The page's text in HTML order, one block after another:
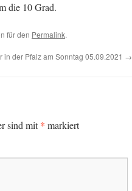
die 10 Grad.
für den Permalink.
in der Pfalz am Sonntag 05.09.2021 →
sind mit* markiert